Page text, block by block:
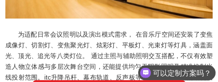
为适配日常会议照明以及演出模式需求， 在音乐厅空间还安装了变焦
成像灯、切割灯、变焦聚光灯、炫彩灯、平板灯、光束灯等灯具，涵盖面
光、顶光、追光等八类灯位。 通过主照与辅助照明交互搭配，不仅有效塑
造人物立体感与多层次舞台空间，还能提供均匀无阴影照明及精准控制光
线投射范围。itc升降吊杆、幕布轨道、反声板等装置，配合科学的结构设
可以定制方案吗？
你们电话多少？